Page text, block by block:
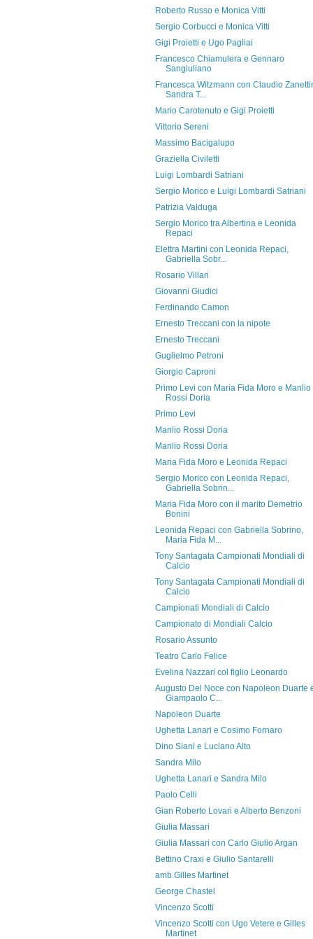
Roberto Russo e Monica Vitti
Sergio Corbucci e Monica Vitti
Gigi Proietti e Ugo Pagliai
Francesco Chiamulera e Gennaro
Sangiuliano
Francesca Witzmann con Claudio
Sandra T...
Mario Carotenuto e Gigi Proietti
Vittorio Sereni
Massimo Bacigalupo
Graziella Civiletti
Luigi Lombardi Satriani
Sergio Morico e Luigi Lombardi Satriani
Patrizia Valduga
Sergio Morico tra Albertina e Leonida
Repaci
Elettra Martini con Leonida Repaci,
Gabriella Sobr...
Rosario Villari
Giovanni Giudici
Ferdinando Camon
Ernesto Treccani con la nipote
Ernesto Treccani
Guglielmo Petroni
Giorgio Caproni
Primo Levi con Maria Fida Moro e Manlio
Rossi Doria
Primo Levi
Manlio Rossi Doria
Manlio Rossi Doria
Maria Fida Moro e Leonida Repaci
Sergio Morico con Leonida Repaci,
Gabriella Sobrin...
Maria Fida Moro con il marito Demetrio
Bonini
Leonida Repaci con Gabriella Sobrino,
Maria Fida M...
Tony Santagata Campionati Mondiali di
Calcio
Tony Santagata Campionati Mondiali di
Calcio
Campionati Mondiali di Calcio
Campionato di Mondiali Calcio
Rosario Assunto
Teatro Carlo Felice
Evelina Nazzari col figlio Leonardo
Augusto Del Noce con Napoleon Duarte
Giampaolo C...
Napoleon Duarte
Ughetta Lanari e Cosimo Fornaro
Dino Siani e Luciano Alto
Sandra Milo
Ughetta Lanari e Sandra Milo
Paolo Celli
Gian Roberto Lovari e Alberto Benzoni
Giulia Massari
Giulia Massari con Carlo Giulio Argan
Bettino Craxi e Giulio Santarelli
amb.Gilles Martinet
George Chastel
Vincenzo Scotti
Vincenzo Scotti con Ugo Vetere e Gilles
Martinet